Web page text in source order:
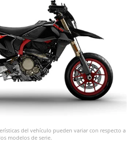
del vehículo pueden variar con respecto a
los modelos de serie.